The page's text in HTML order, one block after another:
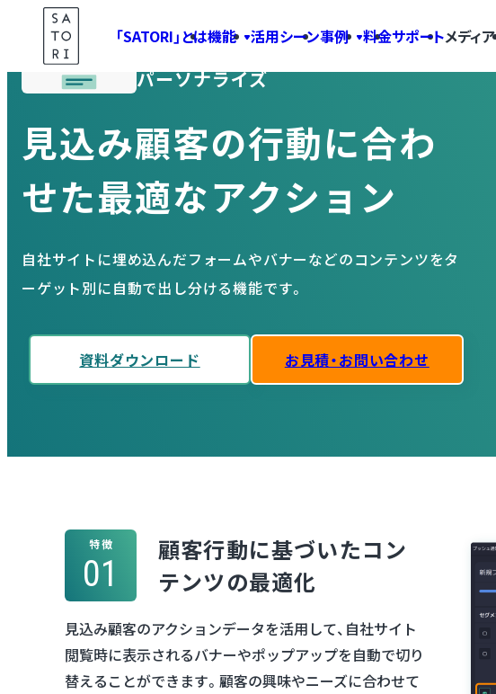
content
「SATORI」とは機能 活用シーン事例 料金サポートメディア
パーソナライズ
見込み顧客の行動に合わ
せた最適なアクション
自社サイトに埋め込んだフォームやバナーなどのコンテンツをタ
ーゲット別に自動で出し分ける機能です。
資料ダウンロード お見積・お問い合わせ
特徴
01
顧客行動に基づいたコン
テンツの最適化
見込み顧客のアクションデータを活用して、自社サイト
閲覧時に表示されるバナーやポップアップを自動で切り
替えることができます。顧客の興味やニーズに合わせて